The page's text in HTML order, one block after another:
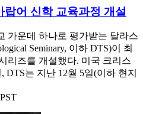
랍어 신학 교육과정 개설
가운데 하나로 평가받는 달라스
Seminary, 이하 DTS)이 최
리즈를 개설했다. 미국 크리스
DTS는 지난 12월 5일(이하 현지